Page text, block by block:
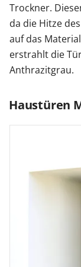
Trockner.
da die Hitze
auf das
erstrahlt die
Anthrazitgrau.
Haustüren